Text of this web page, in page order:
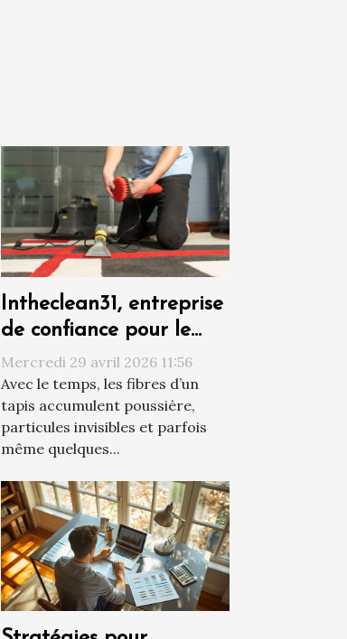
Intheclean31, entreprise
de confiance pour le
nettoyage de vos tapis
à Toulouse
Mercredi 29 avril 2026 11:56
Avec le temps, les fibres d’un
tapis accumulent poussière,
particules invisibles et parfois
même quelques...